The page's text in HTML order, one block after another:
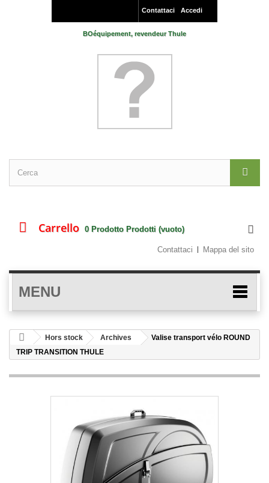
Accedi
Contattaci
BOéquipement, revendeur Thule
Carrello 0 Prodotto Prodotti (vuoto)
Contattaci Mappa del sito
MENU
Hors stock Archives
Valise transport vélo ROUND
TRIP TRANSITION THULE